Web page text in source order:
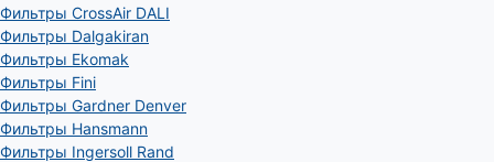
Фильтры CrossAir DALI
Фильтры Dalgakiran
Фильтры Ekomak
Фильтры Fini
Фильтры Gardner Denver
Фильтры Hansmann
Фильтры Ingersoll Rand